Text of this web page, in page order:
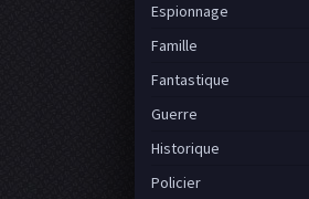
Espionnage
Famille
Fantastique
Guerre
Historique
Policier